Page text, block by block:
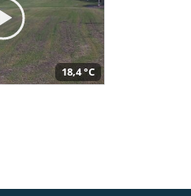
18,4 °C